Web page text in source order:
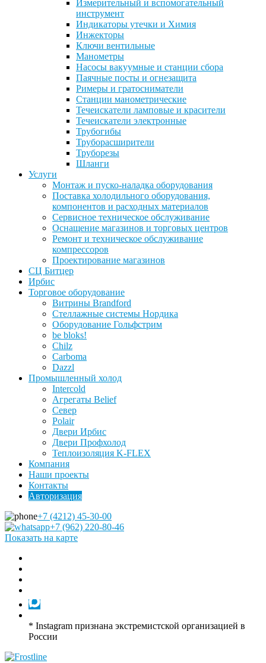
Измерительный и вспомогательный
инструмент
Индикаторы утечки и Химия
Инжекторы
Ключи вентильные
Манометры
Насосы вакуумные и станции сбора
Паячные посты и огнезащита
Римеры и гратосниматели
Станции манометрические
Течеискатели ламповые и красители
Течеискатели электронные
Трубогибы
Труборасширители
Труборезы
Шланги
Услуги
Монтаж и пуско-наладка оборудования
Поставка холодильного оборудования,
компонентов и расходных материалов
Сервисное техническое обслуживание
Оснащение магазинов и торговых центров
Ремонт и техническое обслуживание
компрессоров
Проектирование магазинов
СЦ Битцер
Ирбис
Торговое оборудование
Витрины Brandford
Стеллажные системы Нордика
Оборудование Гольфстрим
be bloks!
Chilz
Carboma
Dazzl
Промышленный холод
Intercold
Агрегаты Belief
Север
Polair
Двери Ирбис
Двери Профхолод
Теплоизоляция K-FLEX
Компания
Наши проекты
Контакты
Авторизация
+7 (4212) 45-30-00
+7 (962) 220-80-46
Показать на карте
* Instagram признана экстремистской организацией в
России